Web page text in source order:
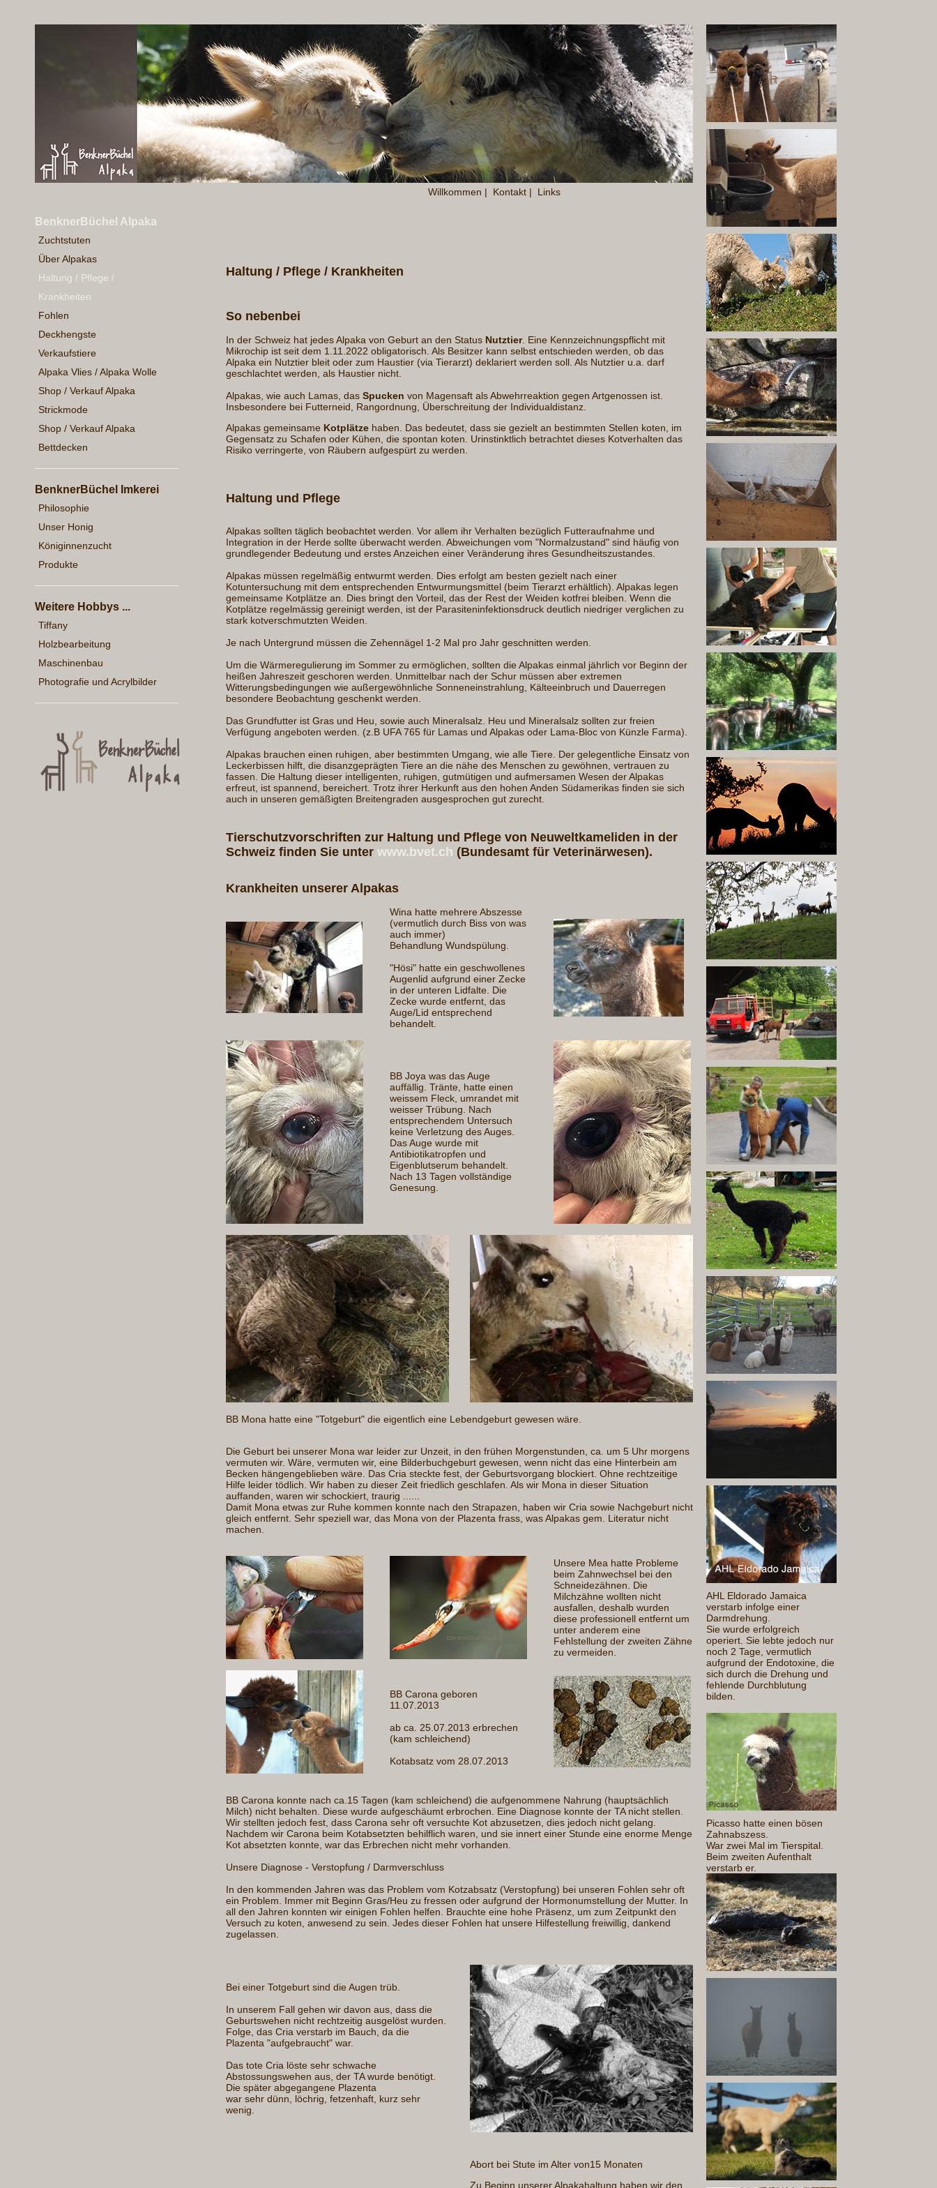
Willkommen | Kontakt | Links
BenknerBüchel Alpaka
Zuchtstuten
Über Alpakas
Haltung / Pflege /
Krankheiten
Fohlen
Deckhengste
Verkaufstiere
Alpaka Vlies / Alpaka Wolle
Shop / Verkauf Alpaka
Strickmode
Shop / Verkauf Alpaka
Bettdecken
BenknerBüchel Imkerei
Philosophie
Unser Honig
Königinnenzucht
Produkte
Weitere Hobbys ...
Tiffany
Holzbearbeitung
Maschinenbau
Photografie und Acrylbilder
Haltung / Pflege / Krankheiten
So nebenbei
In der Schweiz hat jedes Alpaka von Geburt an den Status Nutztier. Eine Kennzeichnungspflicht mit
Mikrochip ist seit dem 1.11.2022 obligatorisch. Als Besitzer kann selbst entschieden werden, ob das
Alpaka ein Nutztier bleit oder zum Haustier (via Tierarzt) deklariert werden soll. Als Nutztier u.a. darf
geschlachtet werden, als Haustier nicht.
Alpakas, wie auch Lamas, das Spucken von Magensaft als Abwehrreaktion gegen Artgenossen ist.
Insbesondere bei Futterneid, Rangordnung, Überschreitung der Individualdistanz.
Alpakas gemeinsame Kotplätze haben. Das bedeutet, dass sie gezielt an bestimmten Stellen koten, im
Gegensatz zu Schafen oder Kühen, die spontan koten. Urinstinktlich betrachtet dieses Kotverhalten das
Risiko verringerte, von Räubern aufgespürt zu werden.
Haltung und Pflege
Alpakas sollten täglich beobachtet werden. Vor allem ihr Verhalten bezüglich Futteraufnahme und
Integration in der Herde sollte überwacht werden. Abweichungen vom "Normalzustand" sind häufig von
grundlegender Bedeutung und erstes Anzeichen einer Veränderung ihres Gesundheitszustandes.
Alpakas müssen regelmäßig entwurmt werden. Dies erfolgt am besten gezielt nach einer
Kotuntersuchung mit dem entsprechenden Entwurmungsmittel (beim Tierarzt erhältlich). Alpakas legen
gemeinsame Kotplätze an. Dies bringt den Vorteil, das der Rest der Weiden kotfrei bleiben. Wenn die
Kotplätze regelmässig gereinigt werden, ist der Parasiteninfektionsdruck deutlich niedriger verglichen zu
stark kotverschmutzten Weiden.
Je nach Untergrund müssen die Zehennägel 1-2 Mal pro Jahr geschnitten werden.
Um die Wärmeregulierung im Sommer zu ermöglichen, sollten die Alpakas einmal jährlich vor Beginn der
heißen Jahreszeit geschoren werden. Unmittelbar nach der Schur müssen aber extremen
Witterungsbedingungen wie außergewöhnliche Sonneneinstrahlung, Kälteeinbruch und Dauerregen
besondere Beobachtung geschenkt werden.
Das Grundfutter ist Gras und Heu, sowie auch Mineralsalz. Heu und Mineralsalz sollten zur freien
Verfügung angeboten werden. (z.B UFA 765 für Lamas und Alpakas oder Lama-Bloc von Künzle Farma).
Alpakas brauchen einen ruhigen, aber bestimmten Umgang, wie alle Tiere. Der gelegentliche Einsatz von
Leckerbissen hilft, die disanzgeprägten Tiere an die nähe des Menschen zu gewöhnen, vertrauen zu
fassen. Die Haltung dieser intelligenten, ruhigen, gutmütigen und aufmersamen Wesen der Alpakas
erfreut, ist spannend, bereichert. Trotz ihrer Herkunft aus den hohen Anden Südamerikas finden sie sich
auch in unseren gemäßigten Breitengraden ausgesprochen gut zurecht.
Tierschutzvorschriften zur Haltung und Pflege von Neuweltkameliden in der
Schweiz finden Sie unter www.bvet.ch (Bundesamt für Veterinärwesen).
Krankheiten unserer Alpakas
Wina hatte mehrere Abszesse
(vermutlich durch Biss von was
auch immer)
Behandlung Wundspülung.
"Hösi" hatte ein geschwollenes
Augenlid aufgrund einer Zecke
in der unteren Lidfalte. Die
Zecke wurde entfernt, das
Auge/Lid entsprechend
behandelt.
BB Joya was das Auge
auffällig. Tränte, hatte einen
weissem Fleck, umrandet mit
weisser Trübung. Nach
entsprechendem Untersuch
keine Verletzung des Auges.
Das Auge wurde mit
Antibiotikatropfen und
Eigenblutserum behandelt.
Nach 13 Tagen vollständige
Genesung.
BB Mona hatte eine "Totgeburt" die eigentlich eine Lebendgeburt gewesen wäre.
Die Geburt bei unserer Mona war leider zur Unzeit, in den frühen Morgenstunden, ca. um 5 Uhr morgens
vermuten wir. Wäre, vermuten wir, eine Bilderbuchgeburt gewesen, wenn nicht das eine Hinterbein am
Becken hängengeblieben wäre. Das Cria steckte fest, der Geburtsvorgang blockiert. Ohne rechtzeitige
Hilfe leider tödlich. Wir haben zu dieser Zeit friedlich geschlafen. Als wir Mona in dieser Situation
auffanden, waren wir schockiert, traurig ......
Damit Mona etwas zur Ruhe kommen konnte nach den Strapazen, haben wir Cria sowie Nachgeburt nicht
gleich entfernt. Sehr speziell war, das Mona von der Plazenta frass, was Alpakas gem. Literatur nicht
machen.
Unsere Mea hatte Probleme
beim Zahnwechsel bei den
Schneidezähnen. Die
Milchzähne wollten nicht
ausfallen, deshalb wurden
diese professionell entfernt um
unter anderem eine
Fehlstellung der zweiten Zähne
zu vermeiden.
BB Carona geboren
11.07.2013
ab ca. 25.07.2013 erbrechen
(kam schleichend)
Kotabsatz vom 28.07.2013
BB Carona konnte nach ca.15 Tagen (kam schleichend) die aufgenommene Nahrung (hauptsächlich
Milch) nicht behalten. Diese wurde aufgeschäumt erbrochen. Eine Diagnose konnte der TA nicht stellen.
Wir stellten jedoch fest, dass Carona sehr oft versuchte Kot abzusetzen, dies jedoch nicht gelang.
Nachdem wir Carona beim Kotabsetzten behilflich waren, und sie innert einer Stunde eine enorme Menge
Kot absetzten konnte, war das Erbrechen nicht mehr vorhanden.
Unsere Diagnose - Verstopfung / Darmverschluss
In den kommenden Jahren was das Problem vom Kotzabsatz (Verstopfung) bei unseren Fohlen sehr oft
ein Problem. Immer mit Beginn Gras/Heu zu fressen oder aufgrund der Hormonumstellung der Mutter. In
all den Jahren konnten wir einigen Fohlen helfen. Brauchte eine hohe Präsenz, um zum Zeitpunkt den
Versuch zu koten, anwesend zu sein. Jedes dieser Fohlen hat unsere Hilfestellung freiwillig, dankend
zugelassen.
Bei einer Totgeburt sind die Augen trüb.
In unserem Fall gehen wir davon aus, dass die
Geburtswehen nicht rechtzeitig ausgelöst wurden.
Folge, das Cria verstarb im Bauch, da die
Plazenta "aufgebraucht" war.
Das tote Cria löste sehr schwache
Abstossungswehen aus, der TA wurde benötigt.
Die später abgegangene Plazenta
war sehr dünn, löchrig, fetzenhaft, kurz sehr
wenig.
Abort bei Stute im Alter von15 Monaten
Zu Beginn unserer Alpakahaltung haben wir den
AHL Eldorado Jamaica
verstarb infolge einer
Darmdrehung.
Sie wurde erfolgreich
operiert. Sie lebte jedoch nur
noch 2 Tage, vermutlich
aufgrund der Endotoxine, die
sich durch die Drehung und
fehlende Durchblutung
bilden.
Picasso hatte einen bösen
Zahnabszess.
War zwei Mal im Tierspital.
Beim zweiten Aufenthalt
verstarb er.